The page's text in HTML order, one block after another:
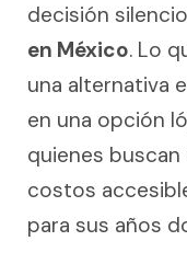
decisión
en México. Lo
una alternativa
en una opción
quienes
costos
para sus años